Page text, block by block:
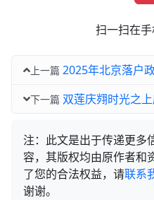
扫一扫在
上一篇 2025年北京落户
下一篇 双莲庆翙时光之
注：此文是出于传递更多
容，其版权均由原作者和
了您的合法权益，请联系
谢谢。